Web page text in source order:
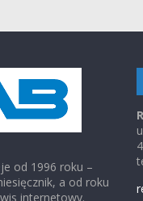
od 1996 roku –
a od roku
internetowy.